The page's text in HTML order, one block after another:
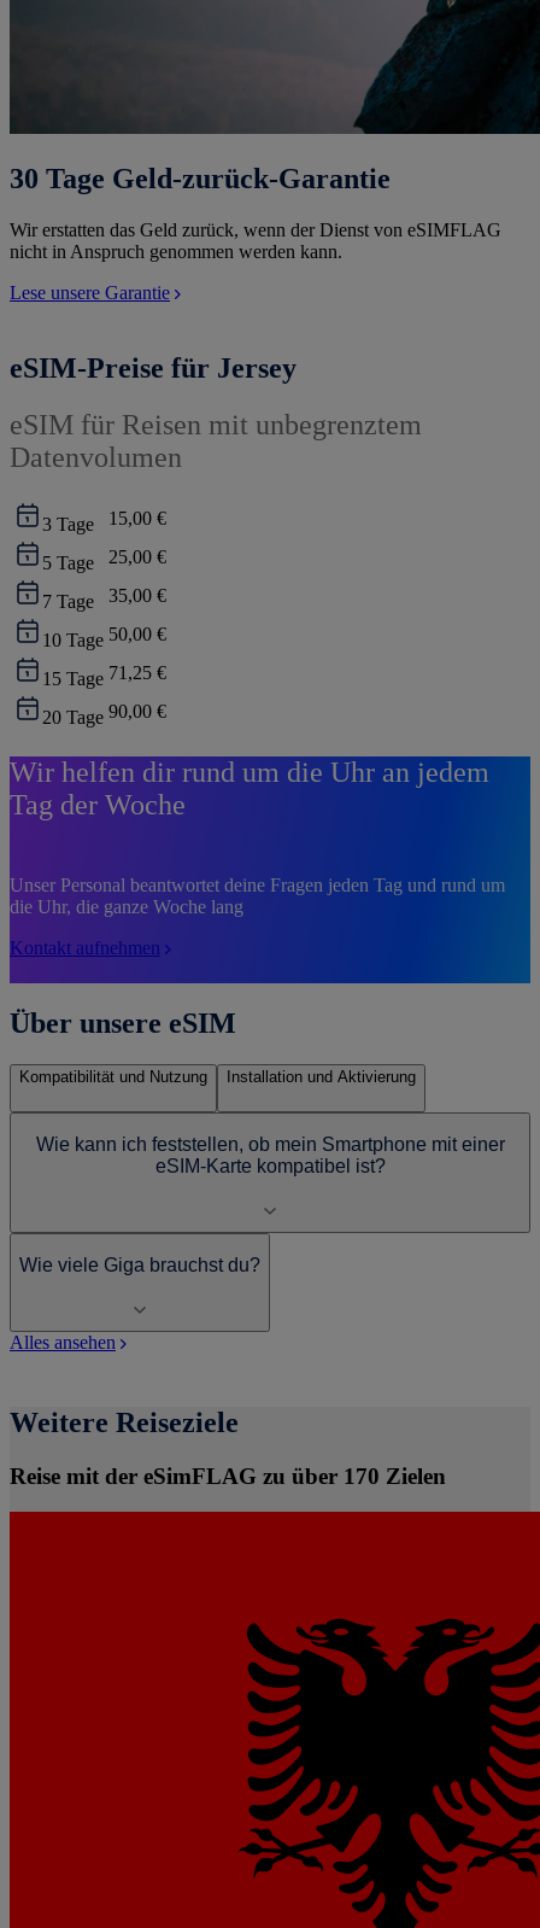
30 Tage Geld-zurück-Garantie
Wir erstatten das Geld zurück, wenn der Dienst von eSIMFLAG
nicht in Anspruch genommen werden kann.
Lese unsere Garantie
eSIM-Preise für Jersey
eSIM für Reisen mit unbegrenztem
Datenvolumen
3 Tage 15,00 €
5 Tage 25,00 €
7 Tage 35,00 €
10 Tage 50,00 €
15 Tage 71,25 €
20 Tage 90,00 €
Wir helfen dir rund um die Uhr an jedem
Tag der Woche
Unser Personal beantwortet deine Fragen jeden Tag und rund um
die Uhr, die ganze Woche lang
Kontakt aufnehmen
Über unsere eSIM
Kompatibilität und Nutzung Installation und Aktivierung
Wie kann ich feststellen, ob mein Smartphone mit einer
eSIM-Karte kompatibel ist?
Wie viele Giga brauchst du?
Alles ansehen
Weitere Reiseziele
Reise mit der eSimFLAG zu über 170 Zielen